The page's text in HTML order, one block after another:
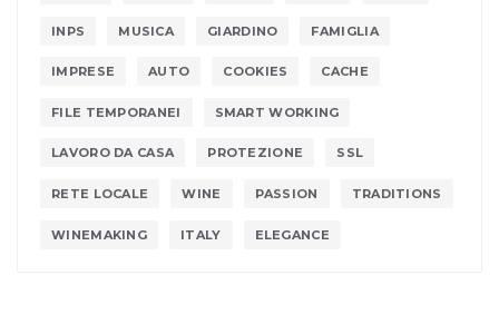
INPS MUSICA GIARDINO FAMIGLIA
IMPRESE AUTO COOKIES CACHE
FILE TEMPORANEI SMART WORKING
LAVORO DA CASA PROTEZIONE SSL
RETE LOCALE WINE PASSION TRADITIONS
WINEMAKING ITALY ELEGANCE